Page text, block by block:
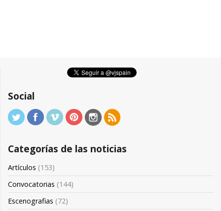
Social
Categorías de las noticias
Artículos (153)
Convocatorias (144)
Escenografias (72)